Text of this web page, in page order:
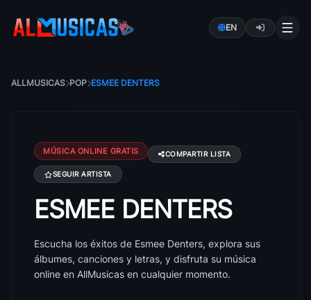
EN
ALLMUSICAS POP ESMEE DENTERS
MÚSICA ONLINE GRATIS COMPARTIR LISTA
SEGUIR ARTISTA
Canciones de Esmee Denters: éxitos, álbumes y
ESMEE DENTERS
Escucha los éxitos de Esmee Denters, explora sus
álbumes, canciones y letras, y disfruta su música
online en AllMusicas en cualquier momento.